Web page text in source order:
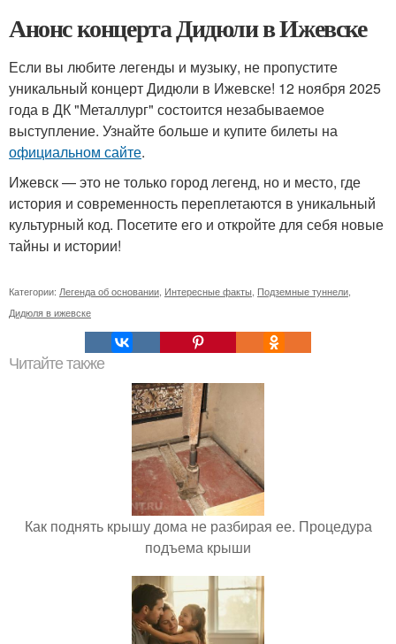
Анонс концерта Дидюли в Ижевске
Если вы любите легенды и музыку, не пропустите
уникальный концерт Дидюли в Ижевске! 12 ноября 2025
года в ДК "Металлург" состоится незабываемое
выступление. Узнайте больше и купите билеты на
официальном сайте.
Ижевск — это не только город легенд, но и место, где
история и современность переплетаются в уникальный
культурный код. Посетите его и откройте для себя новые
тайны и истории!
Категории: Легенда об основании Интересные факты Подземные туннели
Дидюля в ижевске
Читайте также
Как поднять крышу дома не разбирая ее. Процедура
подъема крыши